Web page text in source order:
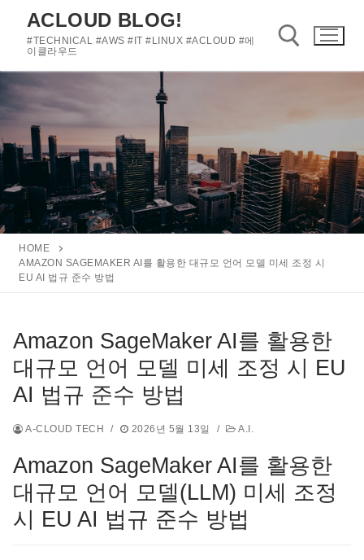
로
로
기
ACLOUD BLOG!
#TECHNICAL #AWS #IT #LINUX #ACLOUD #에
이클라우드
HOME
AMAZON SAGEMAKER AI를 활용한 대규모 언어 모델 미세 조정 시
EU AI 법규 준수 방법
Amazon SageMaker AI를 활용한
대규모 언어 모델 미세 조정 시 EU
AI 법규 준수 방법
A-CLOUD TECH / 2026년 5월 13일 / A.I.
Amazon SageMaker AI를 활용한
대규모 언어 모델(LLM) 미세 조정
시 EU AI 법규 준수 방법